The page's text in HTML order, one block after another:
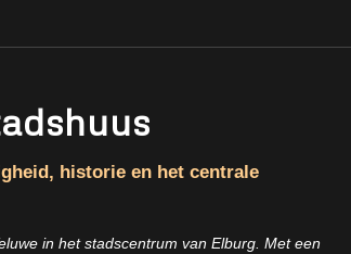
historie en het centrale
in het stadscentrum van Elburg. Met een